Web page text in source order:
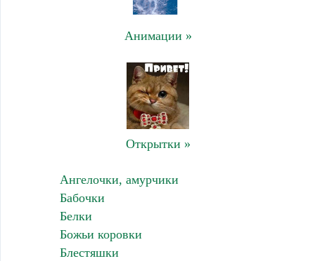
Анимации »
Открытки »
Ангелочки, амурчики
Бабочки
Белки
Божьи коровки
Блестяшки